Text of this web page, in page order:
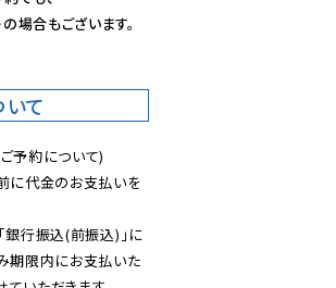
場合もございます。
て
予約について)
に代金のお支払いを
銀行振込(前振込)」に
期限内にお支払いた